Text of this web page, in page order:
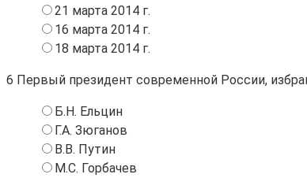
21 марта 2014 г.
16 марта 2014 г.
18 марта 2014 г.
6 Первый президент современной России,
Б.Н. Ельцин
Г.А. Зюганов
В.В. Путин
М.С. Горбачев